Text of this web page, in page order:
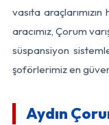
vasıta
aracımız, Çorum
süspansiyon
şoförlerimiz en
Aydın